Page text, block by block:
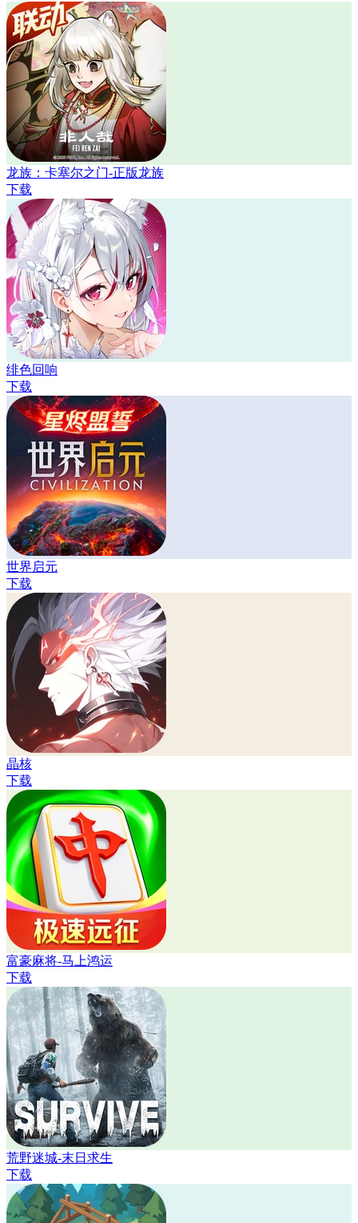
龙族：卡塞尔之门-正版龙族
下载
绯色回响
下载
世界启元
下载
晶核
下载
富豪麻将-马上鸿运
下载
荒野迷城-末日求生
下载